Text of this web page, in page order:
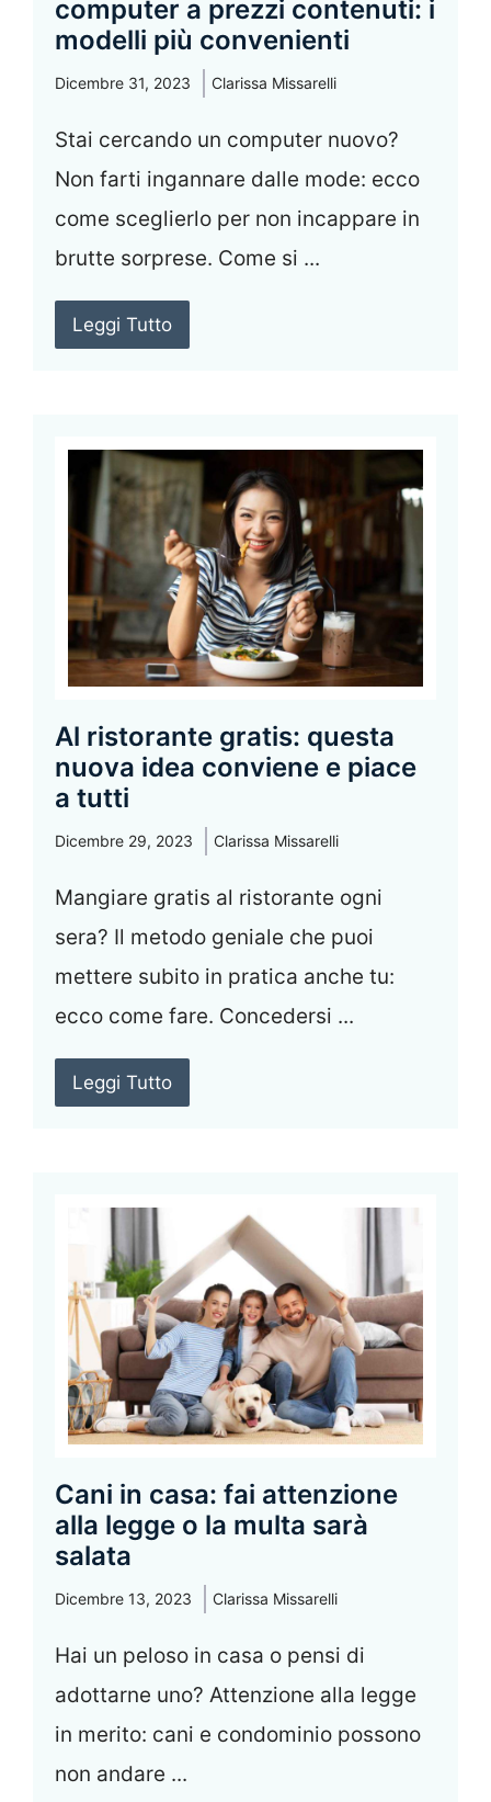
computer a prezzi contenuti: i
modelli più convenienti
Dicembre 31, 2023 Clarissa Missarelli
Stai cercando un computer nuovo?
Non farti ingannare dalle mode: ecco
come sceglierlo per non incappare in
brutte sorprese. Come si ...
Leggi Tutto
Al ristorante gratis: questa
nuova idea conviene e piace
a tutti
Dicembre 29, 2023 Clarissa Missarelli
Mangiare gratis al ristorante ogni
sera? Il metodo geniale che puoi
mettere subito in pratica anche tu:
ecco come fare. Concedersi ...
Leggi Tutto
Cani in casa: fai attenzione
alla legge o la multa sarà
salata
Dicembre 13, 2023 Clarissa Missarelli
Hai un peloso in casa o pensi di
adottarne uno? Attenzione alla legge
in merito: cani e condominio possono
non andare ...